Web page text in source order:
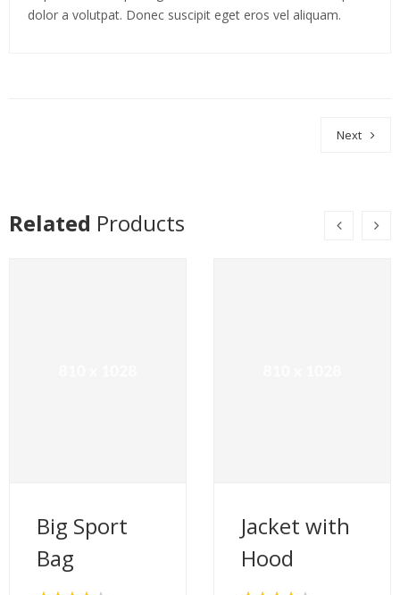
dolor a volutpat. Donec suscipit eget eros vel aliquam.
Next
Related Products
Big Sport
Bag
Jacket with
Hood